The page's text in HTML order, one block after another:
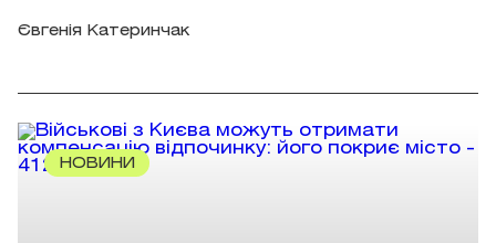
Євгенія Катеринчак
НОВИНИ